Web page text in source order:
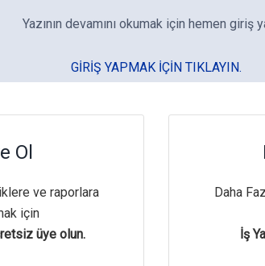
Yazının devamını okumak için hemen giriş
GIRIŞ YAPMAK IÇIN TIKLAYIN.
Ol
ve raporlara
için
üye olun.
Daha
İş